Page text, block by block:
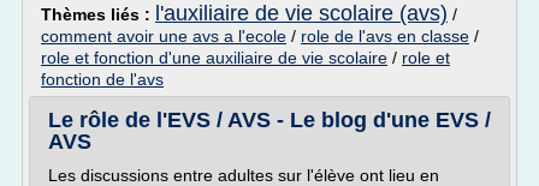
Thèmes liés :
l'auxiliaire de vie scolaire (avs) /
comment avoir une avs a l'ecole / role de l'avs en classe /
role et fonction d'une auxiliaire de vie scolaire / role et
fonction de l'avs
Le rôle de l'EVS / AVS - Le blog d'une EVS /
AVS
Les discussions entre adultes sur l'élève ont lieu en